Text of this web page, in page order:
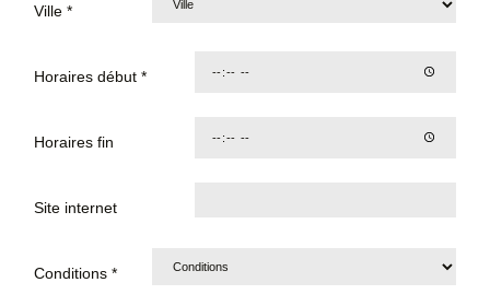
Ville *
Horaires début *
Horaires fin
Site internet
Conditions *